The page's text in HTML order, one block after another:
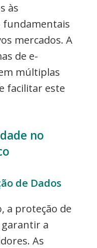
às
fundamentais
mercados. A
de e-
múltiplas
facilitar este
no
de Dados
a proteção de
garantir a
As